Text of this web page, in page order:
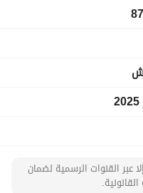
عبر القنوات الرسمية لضمان